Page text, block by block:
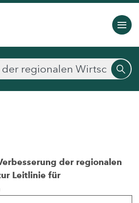
der regionalen
Leitlinie für